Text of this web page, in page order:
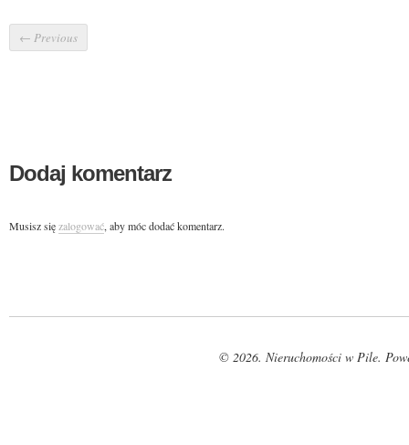
← Previous
Dodaj komentarz
Musisz sięzalogować, aby móc dodać komentarz.
© 2026. Nieruchomości w Pile.